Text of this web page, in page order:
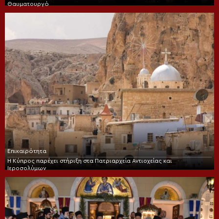
Θαυματουργό
Επικαιρότητα
Η Κύπρος παρέχει στήριξη στα Πατριαρχεία Αντιοχείας και
Ιεροσολύμων